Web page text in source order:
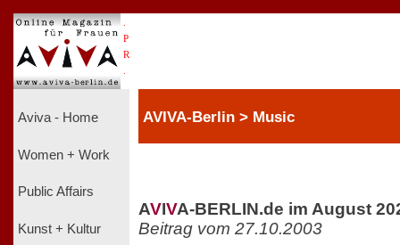
P
R
Aviva - Home
Women + Work
Public Affairs
Kunst + Kultur
AVIVA-Berlin > Music
AVIVA-BERLIN.de im August
Beitrag vom 27.10.2003